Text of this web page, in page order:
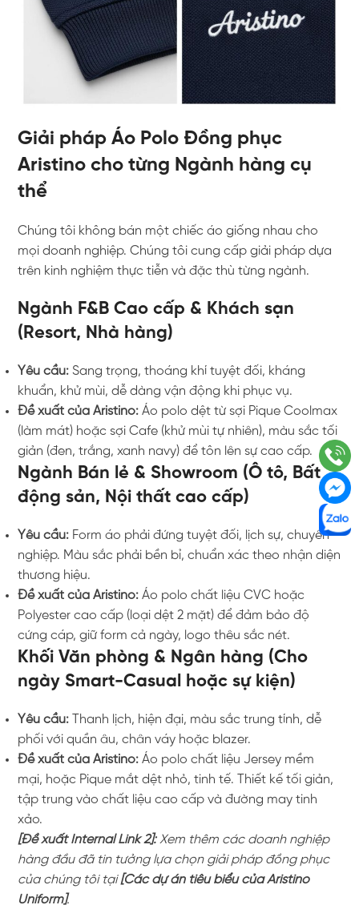
Giải pháp Áo Polo Đồng phục
Aristino cho từng Ngành hàng cụ
thể
Chúng tôi không bán một chiếc áo giống nhau cho
mọi doanh nghiệp. Chúng tôi cung cấp giải pháp dựa
trên kinh nghiệm thực tiễn và đặc thù từng ngành.
Ngành F&B Cao cấp & Khách sạn
(Resort, Nhà hàng)
Yêu cầu: Sang trọng, thoáng khí tuyệt đối, kháng
khuẩn, khử mùi, dễ dàng vận động khi phục vụ.
Đề xuất của Aristino: Áo polo dệt từ sợi Pique Coolmax
(làm mát) hoặc sợi Cafe (khử mùi tự nhiên), màu sắc tối
giản (đen, trắng, xanh navy) để tôn lên sự cao cấp.
Ngành Bán lẻ & Showroom (Ô tô, Bất
động sản, Nội thất cao cấp)
Yêu cầu: Form áo phải đứng tuyệt đối, lịch sự, chuyên
nghiệp. Màu sắc phải bền bỉ, chuẩn xác theo nhận diện
thương hiệu.
Đề xuất của Aristino: Áo polo chất liệu CVC hoặc
Polyester cao cấp (loại dệt 2 mặt) để đảm bảo độ
cứng cáp, giữ form cả ngày, logo thêu sắc nét.
Khối Văn phòng & Ngân hàng (Cho
ngày Smart-Casual hoặc sự kiện)
Yêu cầu: Thanh lịch, hiện đại, màu sắc trung tính, dễ
phối với quần âu, chân váy hoặc blazer.
Đề xuất của Aristino: Áo polo chất liệu Jersey mềm
mại, hoặc Pique mắt dệt nhỏ, tinh tế. Thiết kế tối giản,
tập trung vào chất liệu cao cấp và đường may tinh
xảo.
[Đề xuất Internal Link 2]: Xem thêm các doanh nghiệp
hàng đầu đã tin tưởng lựa chọn giải pháp đồng phục
của chúng tôi tại[Các dự án tiêu biểu của Aristino
Uniform].